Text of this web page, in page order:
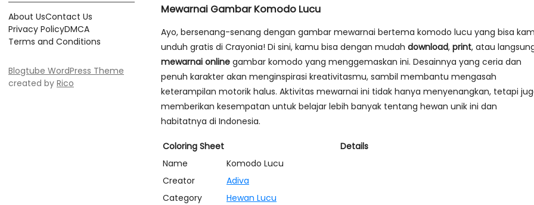
About UsContact Us
Privacy PolicyDMCA
Terms and Conditions
Blogtube WordPress Theme
created by Rico
Mewarnai Gambar Komodo Lucu
Ayo, bersenang-senang dengan gambar mewarnai bertema komodo lucu yang bisa
unduh gratis di Crayonia! Di sini, kamu bisa dengan mudah download, print, atau
mewarnai online gambar komodo yang menggemaskan ini. Desainnya yang ceria dan
penuh karakter akan menginspirasi kreativitasmu, sambil membantu mengasah
keterampilan motorik halus. Aktivitas mewarnai ini tidak hanya menyenangkan, tetapi
memberikan kesempatan untuk belajar lebih banyak tentang hewan unik ini dan
habitatnya di Indonesia.
Coloring Sheet
Details
Name
Komodo Lucu
Creator
Adiva
Category
Hewan Lucu